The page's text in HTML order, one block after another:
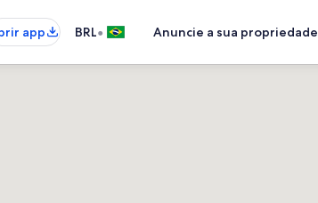
app
BRL• Anuncie a sua propriedade